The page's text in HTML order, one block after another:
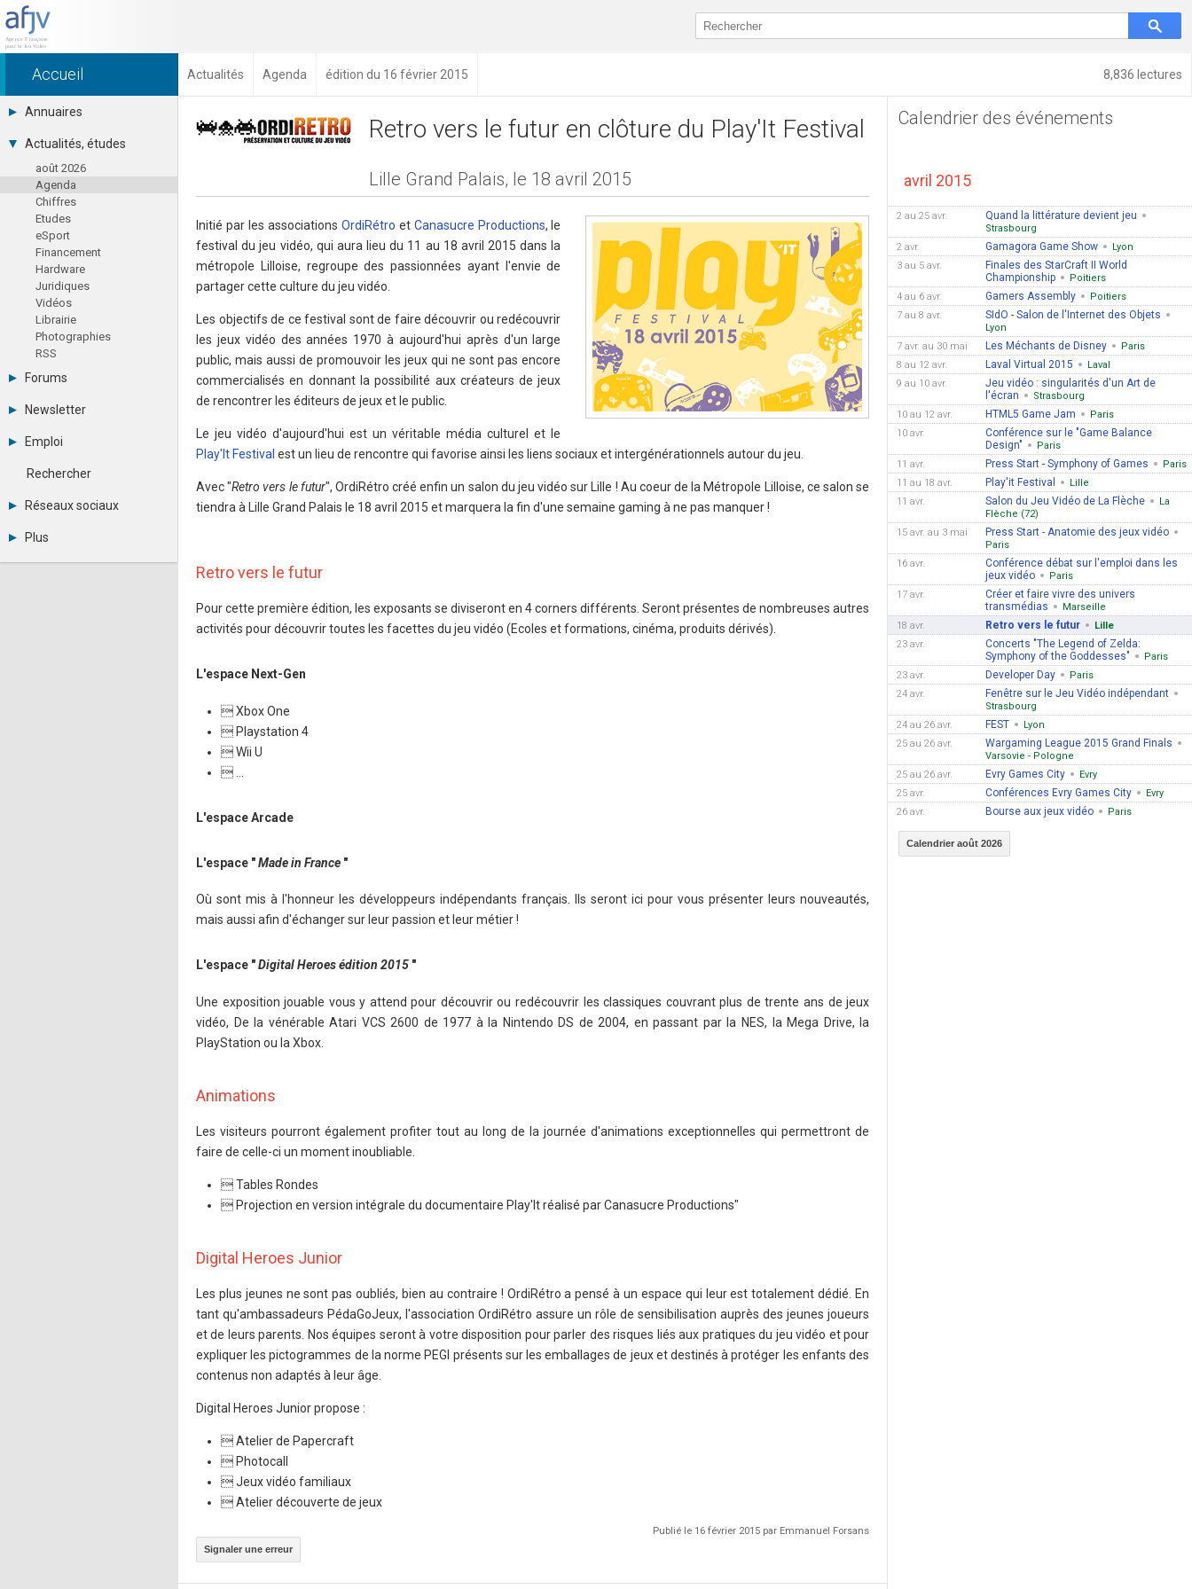
8,836 lectures
Accueil Actualités Agenda édition du 16 février 2015
Annuaires
Toutes les sociétés (691)
Studios (418)
Editeurs (49)
Distributeurs (16)
Hard. / Accessoires (10)
Middlewares (15)
Prestataires (99)
Assoc. / Syndicats (21)
Formations / Ecoles (46)
Presse spécialisée (17)
Actualités, études
août 2026
Agenda
Chiffres
Etudes
eSport
Financement
Hardware
Juridiques
Vidéos
Librairie
Photographies
RSS
Forums
Tous les forums
Se connecter
Messages privés
Contacter un modérateur
Newsletter
Archives
Abonnement
Emploi
Consulter les annonces
Observatoire de l'emploi
Rechercher
Réseaux sociaux
LinkedIn
Plus
Annonceurs
Retro vers le futur en clôture du Play'It Festival
Lille Grand Palais, le 18 avril 2015
Initié par les associations OrdiRétro et Canasucre Productions, le
festival du jeu vidéo, qui aura lieu du 11 au 18 avril 2015 dans la
métropole Lilloise, regroupe des passionnées ayant l'envie de
partager cette culture du jeu vidéo.
Les objectifs de ce festival sont de faire découvrir ou redécouvrir
les jeux vidéo des années 1970 à aujourd'hui après d'un large
public, mais aussi de promouvoir les jeux qui ne sont pas encore
commercialisés en donnant la possibilité aux créateurs de jeux
de rencontrer les éditeurs de jeux et le public.
Le jeu vidéo d'aujourd'hui est un véritable média culturel et le
Play'It Festival est un lieu de rencontre qui favorise ainsi les liens sociaux et intergénérationnels autour du jeu.
Avec "Retro vers le futur", OrdiRétro créé enfin un salon du jeu vidéo sur Lille ! Au coeur de la Métropole Lilloise, ce salon se
tiendra à Lille Grand Palais le 18 avril 2015 et marquera la fin d'une semaine gaming à ne pas manquer !
Retro vers le futur
Pour cette première édition, les exposants se diviseront en 4 corners différents. Seront présentes de nombreuses autres
activités pour découvrir toutes les facettes du jeu vidéo (Ecoles et formations, cinéma, produits dérivés).
L'espace Next-Gen
 Xbox One
 Playstation 4
 Wii U
 ...
L'espace Arcade
L'espace "Made in France "
Où sont mis à l'honneur les développeurs indépendants français. Ils seront ici pour vous présenter leurs nouveautés,
mais aussi afin d'échanger sur leur passion et leur métier !
L'espace "Digital Heroes édition 2015 "
Une exposition jouable vous y attend pour découvrir ou redécouvrir les classiques couvrant plus de trente ans de jeux
vidéo, De la vénérable Atari VCS 2600 de 1977 à la Nintendo DS de 2004, en passant par la NES, la Mega Drive, la
PlayStation ou la Xbox.
Animations
Les visiteurs pourront également profiter tout au long de la journée d'animations exceptionnelles qui permettront de
faire de celle-ci un moment inoubliable.
 Tables Rondes
 Projection en version intégrale du documentaire Play'It réalisé par Canasucre Productions"
Digital Heroes Junior
Les plus jeunes ne sont pas oubliés, bien au contraire ! OrdiRétro a pensé à un espace qui leur est totalement dédié. En
tant qu'ambassadeurs PédaGoJeux, l'association OrdiRétro assure un rôle de sensibilisation auprès des jeunes joueurs
et de leurs parents. Nos équipes seront à votre disposition pour parler des risques liés aux pratiques du jeu vidéo et pour
expliquer les pictogrammes de la norme PEGI présents sur les emballages de jeux et destinés à protéger les enfants des
contenus non adaptés à leur âge.
Digital Heroes Junior propose :
 Atelier de Papercraft
 Photocall
 Jeux vidéo familiaux
 Atelier découverte de jeux
Publié le 16 février 2015 par Emmanuel Forsans
Signaler une erreur
Calendrier des événements
avril 2015
2 au 25 avr. Quand la littérature devient jeu
Strasbourg
2 avr.
Gamagora Game Show
Lyon
3 au 5 avr.
Finales des StarCraft II World
Championship
Poitiers
4 au 6 avr.
Gamers Assembly
Poitiers
7 au 8 avr.
SIdO - Salon de l'Internet des Objets
Lyon
7 avr. au 30 mai
Les Méchants de Disney
Paris
8 au 12 avr.
Laval Virtual 2015
Laval
9 au 10 avr.
Jeu vidéo : singularités d'un Art de
l'écran
Strasbourg
10 au 12 avr.
HTML5 Game Jam
Paris
10 avr.
Conférence sur le "Game Balance
Design"
Paris
11 avr.
Press Start - Symphony of Games
Paris
11 au 18 avr.
Play'it Festival
Lille
11 avr.
Salon du Jeu Vidéo de La Flèche
La
Flèche (72)
15 avr. au 3 mai
Press Start - Anatomie des jeux vidéo
Paris
16 avr.
Conférence débat sur l'emploi dans les
jeux vidéo
Paris
17 avr.
Créer et faire vivre des univers
transmédias
Marseille
18 avr.
Retro vers le futur
Lille
23 avr.
Concerts "The Legend of Zelda:
Symphony of the Goddesses"
Paris
23 avr.
Developer Day
Paris
24 avr.
Fenêtre sur le Jeu Vidéo indépendant
Strasbourg
24 au 26 avr.
FEST
Lyon
25 au 26 avr.
Wargaming League 2015 Grand Finals
Varsovie - Pologne
25 au 26 avr.
Evry Games City
Evry
25 avr.
Conférences Evry Games City
Evry
26 avr.
Bourse aux jeux vidéo Paris
Calendrier août 2026